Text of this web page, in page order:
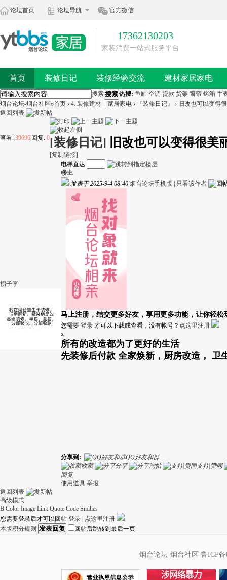
论坛首页 论坛导航 官方微信
17362130203
家装消费一站式服务平台
首页 装修日记 装修经验交流 建材家居家电
搜索搜索热搜: 鱼缸 空调 贷款 货架 窗帘 烤箱 手
烟台论坛-烟台社区»首页 › 4. 装修建材︱家居家电 › 『装修日记』 › 旧改也可以变得
返回列表
查看: 39696 回复: 0[装修日记] 旧改也可以变得很美
[复制链接]
拐子李
电梯直达
楼主
发表于 2025-9-4 08:40 烟台论坛手机版 只看该作者
马上注册，结交更多好友，享用更多功能，让你轻松
您需要 登录 才可以下载或查看，没有帐号？ 点这里注册
x
所有的改造都为了更好的生活
先装修后付款 全家焕新，厨房改造， 卫
分享到:
QQ好友和群
收藏
分享 淘帖
支持|赞同
回复
使用道具 举报
返回列表
高级模式
B Color Image Link Quote Code Smilies
您需要登录后才可以回帖 登录
点这里注册
本版积分规则 发表回复 回帖后跳转到最后一页
烟台论坛-烟台社区 鲁ICP备